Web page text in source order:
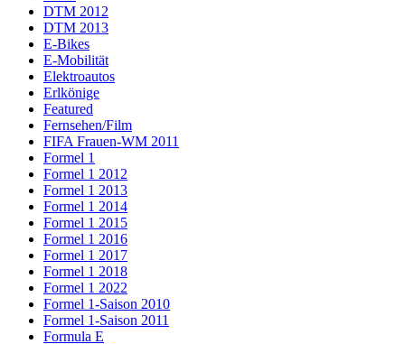
DTM 2012
DTM 2013
E-Bikes
E-Mobilität
Elektroautos
Erlkönige
Featured
Fernsehen/Film
FIFA Frauen-WM 2011
Formel 1
Formel 1 2012
Formel 1 2013
Formel 1 2014
Formel 1 2015
Formel 1 2016
Formel 1 2017
Formel 1 2018
Formel 1 2022
Formel 1-Saison 2010
Formel 1-Saison 2011
Formula E